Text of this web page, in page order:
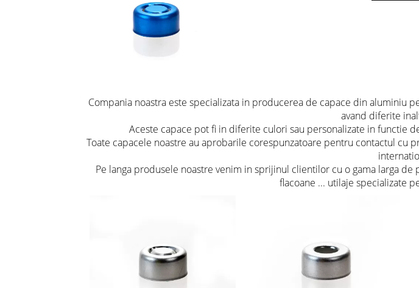
Compania noastra este specializata in producerea de capace din aluminiu
avand diferite
Aceste capace pot fi in diferite culori sau personalizate in functie
Toate capacele noastre au aprobarile corespunzatoare pentru contactul cu
Pe langa produsele noastre venim in sprijinul clientilor cu o gama larga
flacoane ... utilaje specializate